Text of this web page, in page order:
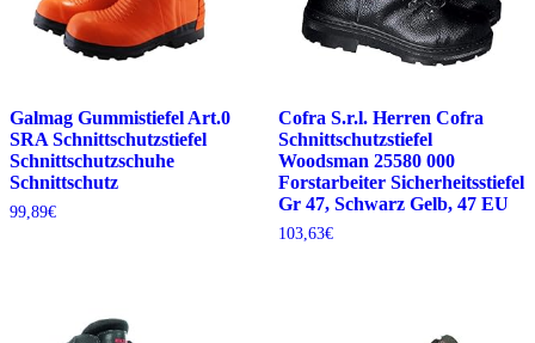
Galmag Gummistiefel Art.0
SRA Schnittschutzstiefel
Schnittschutzschuhe
Schnittschutz
99,89€
Cofra S.r.l. Herren Cofra
Schnittschutzstiefel
Woodsman 25580 000
Forstarbeiter Sicherheitsstiefel
Gr 47, Schwarz Gelb, 47 EU
103,63€